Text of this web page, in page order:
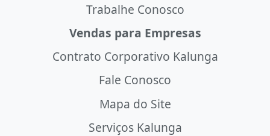
Trabalhe Conosco
Vendas para Empresas
Contrato Corporativo Kalunga
Fale Conosco
Mapa do Site
Serviços Kalunga